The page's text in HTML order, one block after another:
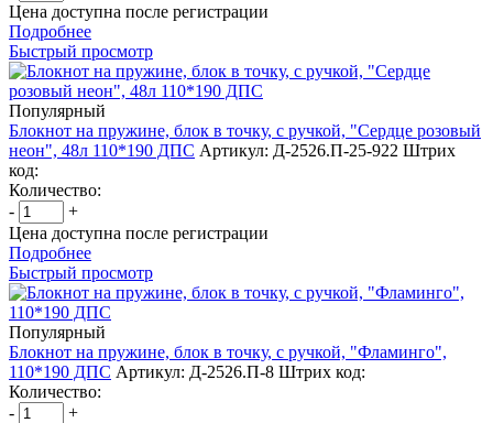
Цена доступна после регистрации
Подробнее
Быстрый просмотр
Популярный
Блокнот на пружине, блок в точку, с ручкой, "Сердце розовый
неон", 48л 110*190 ДПС Артикул: Д-2526.П-25-922 Штрих
код:
Количество:
-
+
Цена доступна после регистрации
Подробнее
Быстрый просмотр
Популярный
Блокнот на пружине, блок в точку, с ручкой, "Фламинго",
110*190 ДПС Артикул: Д-2526.П-8 Штрих код:
Количество:
-
+